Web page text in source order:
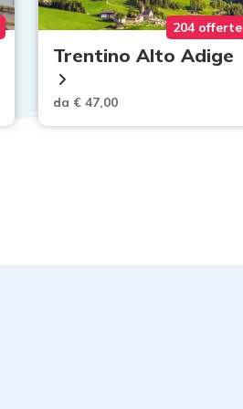
204 offerte
Trentino Alto Adige
da € 47,00